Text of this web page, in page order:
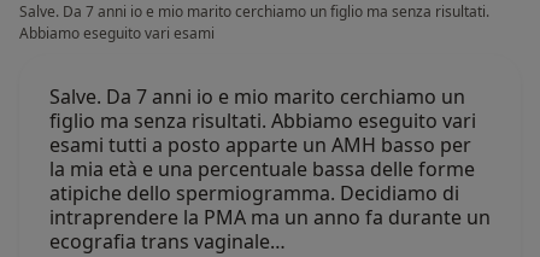
Salve. Da 7 anni io e mio marito cerchiamo un figlio ma senza risultati.
Abbiamo eseguito vari esami
Salve. Da 7 anni io e mio marito cerchiamo un
figlio ma senza risultati. Abbiamo eseguito vari
esami tutti a posto apparte un AMH basso per
la mia età e una percentuale bassa delle forme
atipiche dello spermiogramma. Decidiamo di
intraprendere la PMA ma un anno fa durante un
ecografia trans vaginale…